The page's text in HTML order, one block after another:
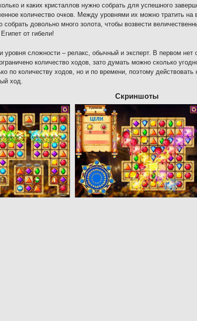
и каких кристаллов нужно собрать для успешного
количество очков. Между уровнями их можно тратить на
собрать довольно много золота, чтобы возвести
от гибели!
уровня сложности – релакс, обычный и эксперт. В первом нет
количество ходов, зато думать можно сколько
по количеству ходов, но и по времени, поэтому
ход.
Скриншоты